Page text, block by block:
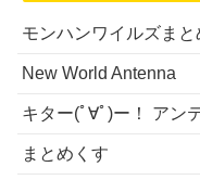
モンハンワイルズま
New World Antenna
キター(ﾟ∀ﾟ)ー！ アン
まとめくす